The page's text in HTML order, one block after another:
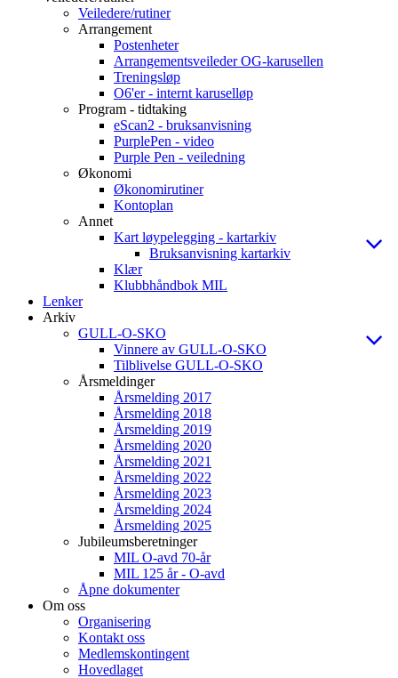
Veiledere/rutiner
Arrangement
Postenheter
Arrangementsveileder OG-karusellen
Treningsløp
O6'er - internt karuselløp
Program - tidtaking
eScan2 - bruksanvisning
PurplePen - video
Purple Pen - veiledning
Økonomi
Økonomirutiner
Kontoplan
Annet
Kart løypelegging - kartarkiv
Bruksanvisning kartarkiv
Klær
Klubbhåndbok MIL
Lenker
Arkiv
GULL-O-SKO
Vinnere av GULL-O-SKO
Tilblivelse GULL-O-SKO
Årsmeldinger
Årsmelding 2017
Årsmelding 2018
Årsmelding 2019
Årsmelding 2020
Årsmelding 2021
Årsmelding 2022
Årsmelding 2023
Årsmelding 2024
Årsmelding 2025
Jubileumsberetninger
MIL O-avd 70-år
MIL 125 år - O-avd
Åpne dokumenter
Om oss
Organisering
Kontakt oss
Medlemskontingent
Hovedlaget